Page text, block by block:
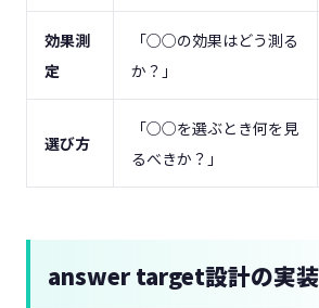
効果測
定
「○○の効果はどう測る
か？」
選び方
「○○を選ぶとき何を見
るべきか？」
answer target設計の実